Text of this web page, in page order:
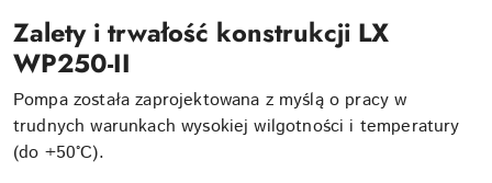
Zalety i trwałość konstrukcji LX
WP250-II
Pompa została zaprojektowana z myślą o pracy w
trudnych warunkach wysokiej wilgotności i temperatury
(do +50°C).